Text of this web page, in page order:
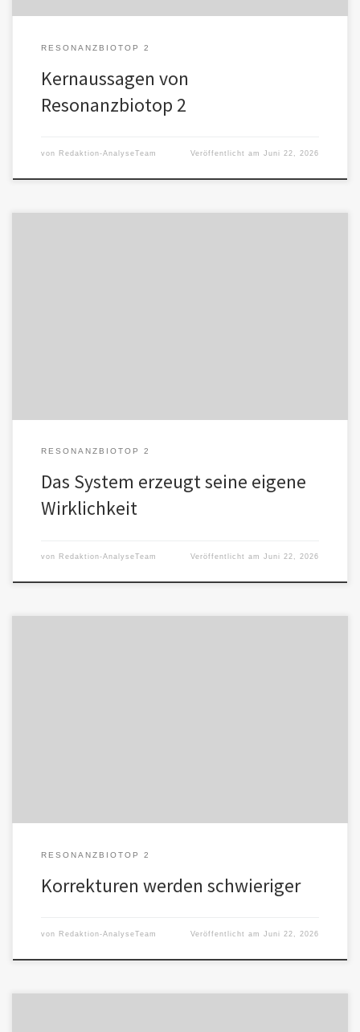
RESONANZBIOTOP 2
Kernaussagen von
Resonanzbiotop 2
von Redaktion-AnalyseTeam Veröffentlicht amJuni 22, 2026
RESONANZBIOTOP 2
Das System erzeugt seine eigene
Wirklichkeit
von Redaktion-AnalyseTeam Veröffentlicht amJuni 22, 2026
RESONANZBIOTOP 2
Korrekturen werden schwieriger
von Redaktion-AnalyseTeam Veröffentlicht amJuni 22, 2026